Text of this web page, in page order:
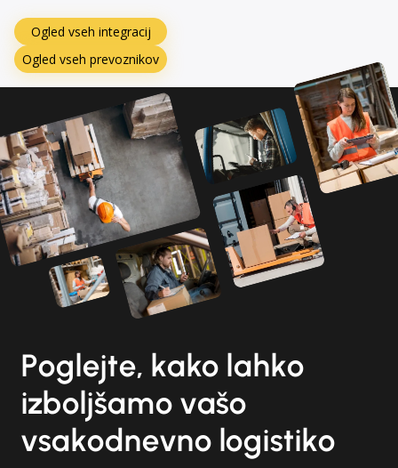
Ogled vseh integracij
Ogled vseh prevoznikov
Poglejte, kako lahko
izboljšamo vašo
vsakodnevno logistiko